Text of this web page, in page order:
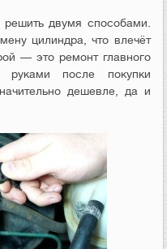
двумя способами.
цилиндра, что влечёт
— это ремонт главного
руками после покупки
дешевле, да и